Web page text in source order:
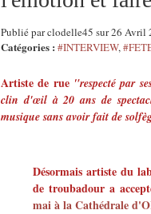
Publié par clodelle45 sur 26 Avril
Catégories : #INTERVIEW,
Artiste de rue "respecté par
clin d'œil à 20 ans de
musique sans avoir fait de
Désormais artiste du
de troubadour a
mai à la Cathédrale